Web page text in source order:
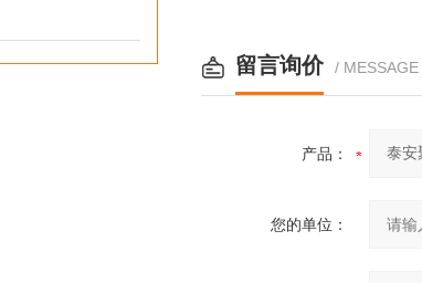
留言询价 /
产品：
您的单位：